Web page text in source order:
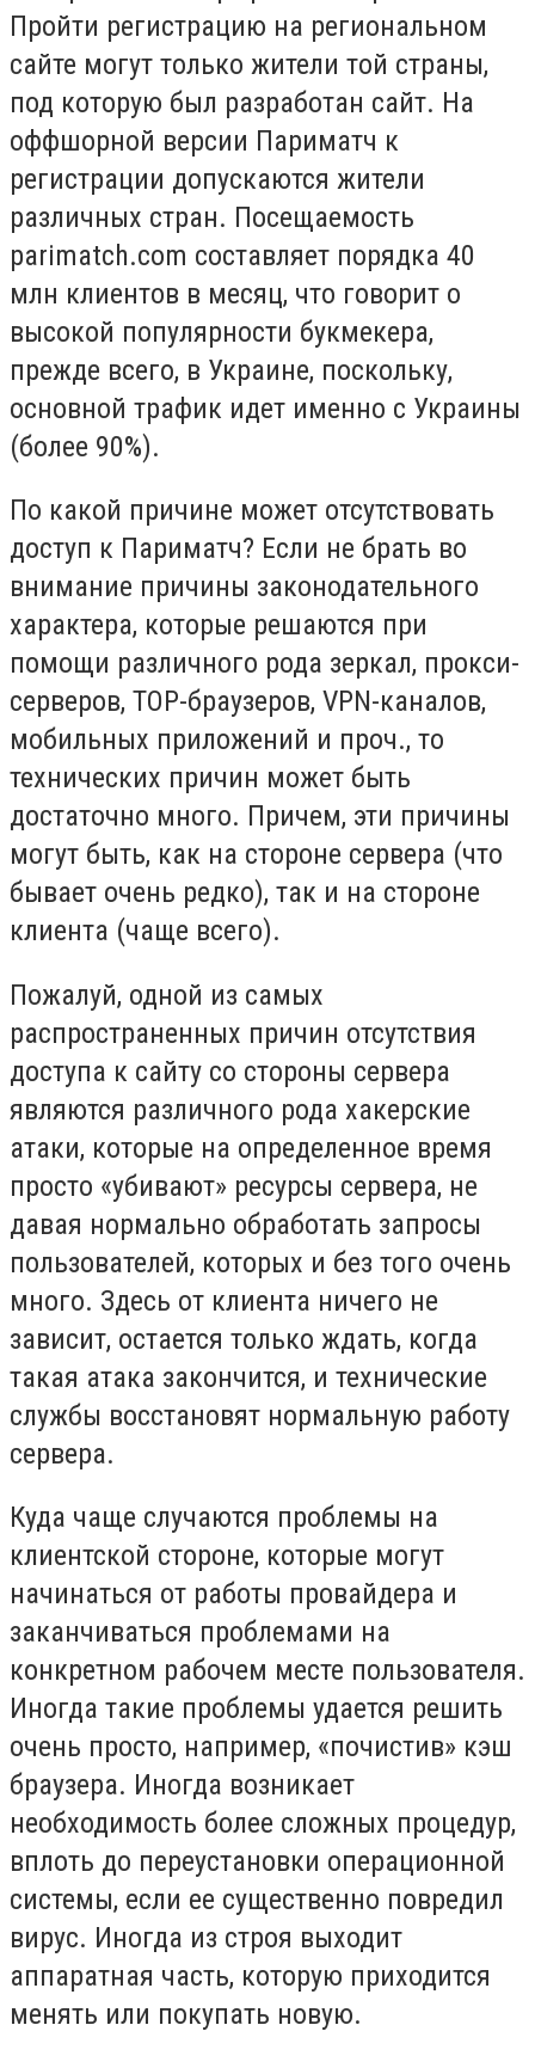
Пройти регистрацию на региональном
сайте могут только жители той страны,
под которую был разработан сайт. На
оффшорной версии Париматч к
регистрации допускаются жители
различных стран. Посещаемость
parimatch.com составляет порядка 40
млн клиентов в месяц, что говорит о
высокой популярности букмекера,
прежде всего, в Украине, поскольку,
основной трафик идет именно с Украины
(более 90%).
По какой причине может отсутствовать
доступ к Париматч? Если не брать во
внимание причины законодательного
характера, которые решаются при
помощи различного рода зеркал, прокси-
серверов, ТОР-браузеров, VPN-каналов,
мобильных приложений и проч., то
технических причин может быть
достаточно много. Причем, эти причины
могут быть, как на стороне сервера (что
бывает очень редко), так и на стороне
клиента (чаще всего).
Пожалуй, одной из самых
распространенных причин отсутствия
доступа к сайту со стороны сервера
являются различного рода хакерские
атаки, которые на определенное время
просто «убивают» ресурсы сервера, не
давая нормально обработать запросы
пользователей, которых и без того очень
много. Здесь от клиента ничего не
зависит, остается только ждать, когда
такая атака закончится, и технические
службы восстановят нормальную работу
сервера.
Куда чаще случаются проблемы на
клиентской стороне, которые могут
начинаться от работы провайдера и
заканчиваться проблемами на
конкретном рабочем месте пользователя.
Иногда такие проблемы удается решить
очень просто, например, «почистив» кэш
браузера. Иногда возникает
необходимость более сложных процедур,
вплоть до переустановки операционной
системы, если ее существенно повредил
вирус. Иногда из строя выходит
аппаратная часть, которую приходится
менять или покупать новую.